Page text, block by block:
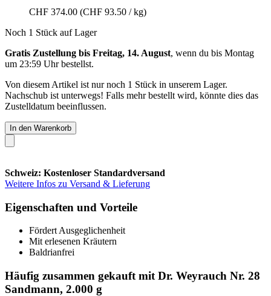
CHF 374.00 (CHF 93.50 / kg)
Noch 1 Stück auf Lager
Gratis Zustellung bis Freitag, 14. August, wenn du bis Montag
um 23:59 Uhrbestellst.
Von diesem Artikel ist nur noch 1 Stück in unserem Lager.
Nachschub ist unterwegs! Falls mehr bestellt wird, könnte dies das
Zustelldatum beeinflussen.
In den Warenkorb
Schweiz: Kostenloser Standardversand
Weitere Infos zu Versand & Lieferung
Eigenschaften und Vorteile
Fördert Ausgeglichenheit
Mit erlesenen Kräutern
Baldrianfrei
Häufig zusammen gekauft mit Dr. Weyrauch Nr. 28
Sandmann, 2.000 g